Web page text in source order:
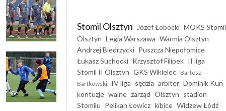
Stomil Olsztyn Józef Łobocki MOKS Stomil
Olsztyn Legia Warszawa Warmia Olsztyn
Andrzej Biedrzycki Puszcza Niepołomice
Łukasz Suchocki Krzysztof Filipek II liga
Stomil II Olsztyn GKS Wikielec Bartosz
Bartkowski IV liga sędzia arbiter Dominik Kun
kontuzje walne zarząd Olsztyn stadion
Stomilu Pelikan Łowicz kibice Widzew Łódź